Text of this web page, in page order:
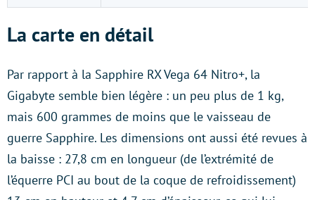
La carte en détail
Par rapport à la Sapphire RX Vega 64 Nitro+, la
Gigabyte semble bien légère : un peu plus de 1 kg,
mais 600 grammes de moins que le vaisseau de
guerre Sapphire. Les dimensions ont aussi été revues à
la baisse : 27,8 cm en longueur (de l’extrémité de
l’équerre PCI au bout de la coque de refroidissement)